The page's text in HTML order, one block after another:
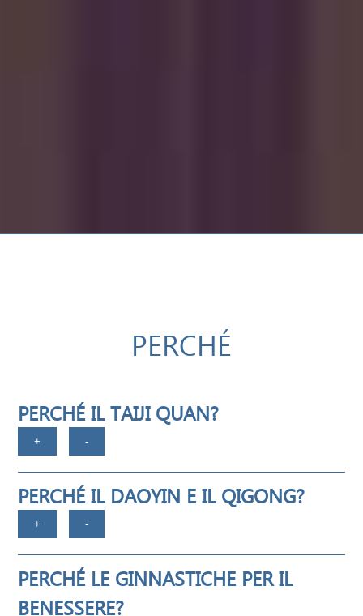
PERCHÉ
PERCHÉ IL TAIJI QUAN?
PERCHÉ IL DAOYIN E IL QIGONG?
PERCHÉ LE GINNASTICHE PER IL
BENESSERE?